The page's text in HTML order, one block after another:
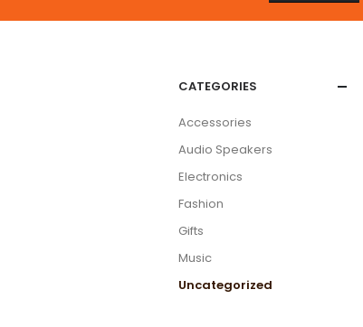
CATEGORIES
Accessories
Audio Speakers
Electronics
Fashion
Gifts
Music
Uncategorized